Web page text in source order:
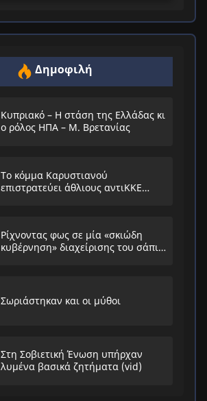
Δημοφιλή
Κυπριακό – Η στάση της Ελλάδας κι
ο ρόλος ΗΠΑ – Μ. Βρετανίας
Το κόμμα Καρυστιανού
επιστρατεύει άθλιους αντιΚΚΕ
Ρίχνοντας φως σε μία «σκιώδη
κυβέρνηση» διαχείρισης του σάπιου
Σωριάστηκαν και οι μύθοι
Στη Σοβιετική Ένωση υπήρχαν
λυμένα βασικά ζητήματα (vid)